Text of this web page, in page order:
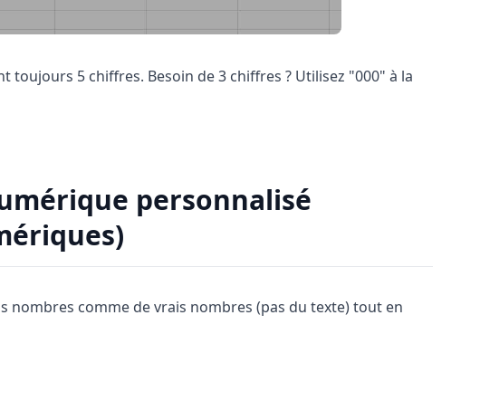
toujours 5 chiffres. Besoin de 3 chiffres ? Utilisez "000" à la
personnalisé
nombres comme de vrais nombres (pas du texte) tout en